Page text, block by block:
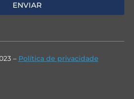
ENVIAR
– Política de privacidade